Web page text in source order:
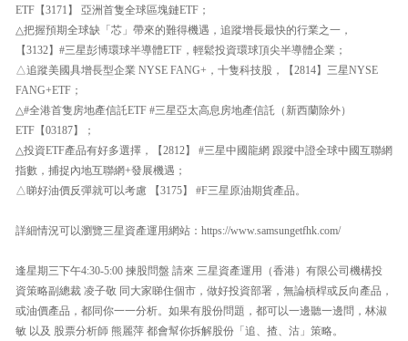
ETF【3171】 亞洲首隻全球區塊鏈ETF；
△把握預期全球缺「芯」帶來的難得機遇，追蹤增長最快的行業之一，
【3132】#三星彭博環球半導體ETF，輕鬆投資環球頂尖半導體企業；
△追蹤美國具增長型企業 NYSE FANG+，十隻科技股，【2814】三星NYSE
FANG+ETF；
△#全港首隻房地產信託ETF #三星亞太高息房地產信託（新西蘭除外）
ETF【03187】；
△投資ETF產品有好多選擇，【2812】 #三星中國龍網 跟蹤中證全球中國互聯網
指數，捕捉內地互聯網+發展機遇；
△睇好油價反彈就可以考慮 【3175】 #F三星原油期貨產品。
詳細情況可以瀏覽三星資產運用網站：https://www.samsungetfhk.com/
逢星期三下午4:30-5:00 揀股問盤 請來 三星資產運用（香港）有限公司機構投
資策略副總裁 凌子敬 同大家睇住個市，做好投資部署，無論槓桿或反向產品，
或油價產品，都同你一一分析。如果有股份問題，都可以一邊聽一邊問，林淑
敏 以及 股票分析師 熊麗萍 都會幫你拆解股份「追、揸、沽」策略。